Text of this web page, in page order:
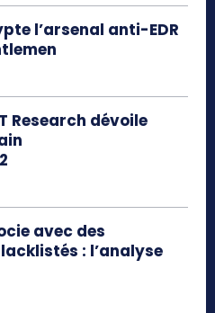
l’arsenal anti-EDR
Research dévoile
avec des
: l’analyse